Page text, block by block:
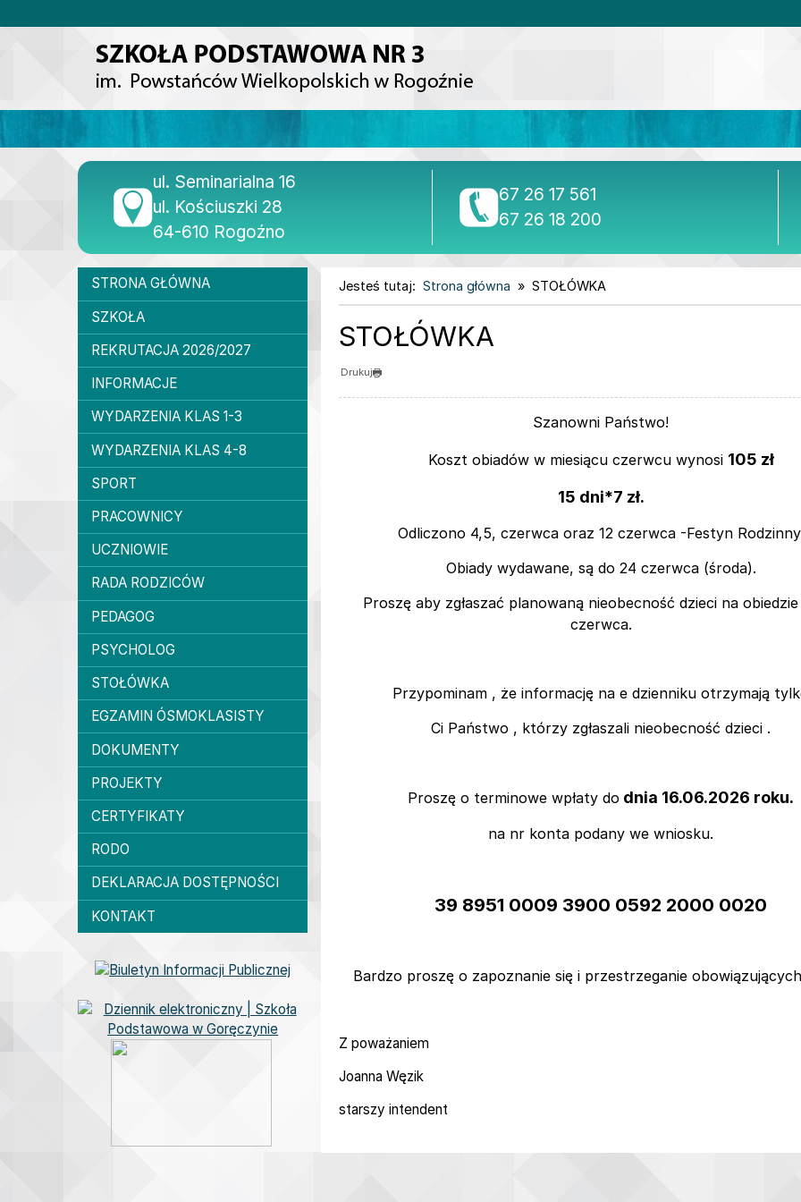
«
Dane teleadresowe
ul. Seminarialna 16
ul. Kościuszki 28
64-610 Rogoźno
tel./fax
67 26 17 561
tel.
67 26 18 200
Menu główne
STRONA GŁÓWNA
SZKOŁA
REKRUTACJA 2026/2027
INFORMACJE
WYDARZENIA KLAS 1-3
WYDARZENIA KLAS 4-8
SPORT
PRACOWNICY
UCZNIOWIE
RADA RODZICÓW
PEDAGOG
PSYCHOLOG
STOŁÓWKA
EGZAMIN ÓSMOKLASISTY
DOKUMENTY
PROJEKTY
CERTYFIKATY
RODO
DEKLARACJA DOSTĘPNOŚCI
KONTAKT
Bannery boczne
Jesteś tutaj: Strona główna STOŁÓWKA
STOŁÓWKA
Drukuj
Szanowni Państwo!
Koszt obiadów w miesiącu czerwcu wynosi 105 zł
15 dni*7 zł.
Odliczono 4,5, czerwca oraz 12 czerwca -Festyn
Obiady wydawane, są do 24 czerwca (środa).
Proszę aby zgłaszać planowaną nieobecność dzieci na obiedzie
czerwca.
Przypominam , że informację na e dzienniku otrzymają
Ci Państwo , którzy zgłaszali nieobecność dzieci .
Proszę o terminowe wpłaty do dnia 16.06.2026 roku.
na nr konta podany we wniosku.
39 8951 0009 3900 0592 2000 0020
Bardzo proszę o zapoznanie się i przestrzeganie
Z poważaniem
Joanna Węzik
starszy intendent